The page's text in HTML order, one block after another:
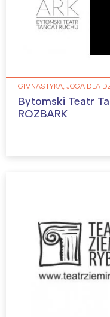
GIMNASTYKA, JOGA DLA
Bytomski Teatr
ROZBARK
Łódź
Trójmiasto
Poznań
Wrocław